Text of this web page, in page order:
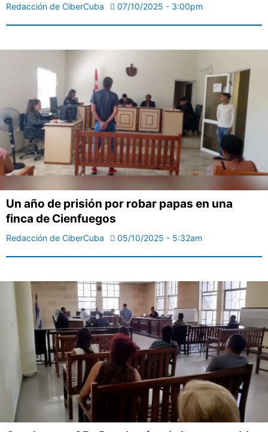
Redacción de CiberCuba 07/10/2025 - 3:00pm
Un año de prisión por robar papas en una
finca de Cienfuegos
Redacción de CiberCuba 05/10/2025 - 5:32am